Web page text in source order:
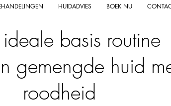
HUIDADVIES BOEK NU
ideale basis routine
gemengde huid
roodheid